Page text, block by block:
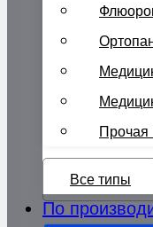
Прочая
Все типы
По